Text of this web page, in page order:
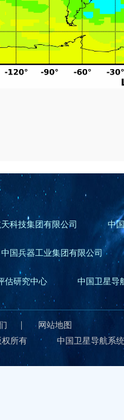
科技集团有限公司 中
中国兵器工业集团有限公司
估研究中心 中国卫星导
|
网站地图
所有
中国卫星导航系